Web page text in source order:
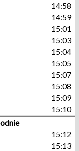
14:58
14:59
15:01
15:03
15:04
15:05
15:07
15:08
15:09
15:10
15:12
15:13